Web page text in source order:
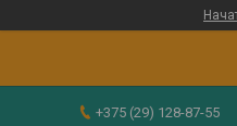
+375 (29) 128-87-55